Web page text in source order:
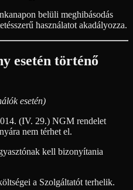
belüli meghibásodás
használatot akadályozza.
esetén történő
esetén)
(IV. 29.) NGM rendelet
nem térhet el.
kell bizonyítania
a Szolgáltatót terhelik.